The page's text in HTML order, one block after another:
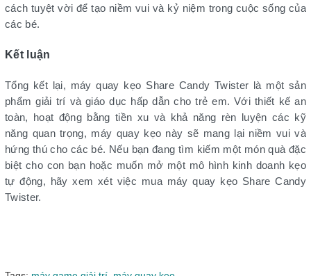
cách tuyệt vời để tạo niềm vui và kỷ niệm trong cuộc sống của
các bé.
Kết luận
Tổng kết lại, máy quay kẹo Share Candy Twister là một sản
phẩm giải trí và giáo dục hấp dẫn cho trẻ em. Với thiết kế an
toàn, hoạt động bằng tiền xu và khả năng rèn luyện các kỹ
năng quan trọng, máy quay kẹo này sẽ mang lại niềm vui và
hứng thú cho các bé. Nếu bạn đang tìm kiếm một món quà đặc
biệt cho con bạn hoặc muốn mở một mô hình kinh doanh kẹo
tự động, hãy xem xét việc mua máy quay kẹo Share Candy
Twister.